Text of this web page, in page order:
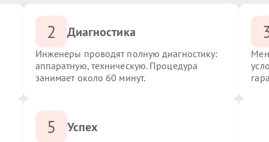
2 Диагностика
Инженеры проводят полную диагностику:
аппаратную, техническую. Процедура
занимает около 60 минут.
5 Успех